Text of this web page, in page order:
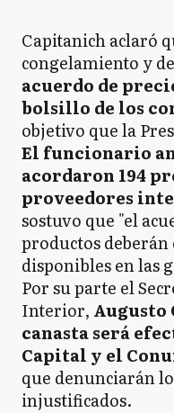
Capitanich aclaró
congelamiento y
acuerdo de
bolsillo de los
objetivo que la
El funcionario
acordaron 194
proveedores
sostuvo que "el
productos
disponibles en las
Por su parte el
Interior, Augusto
canasta será
Capital y el
que denunciarán
injustificados.